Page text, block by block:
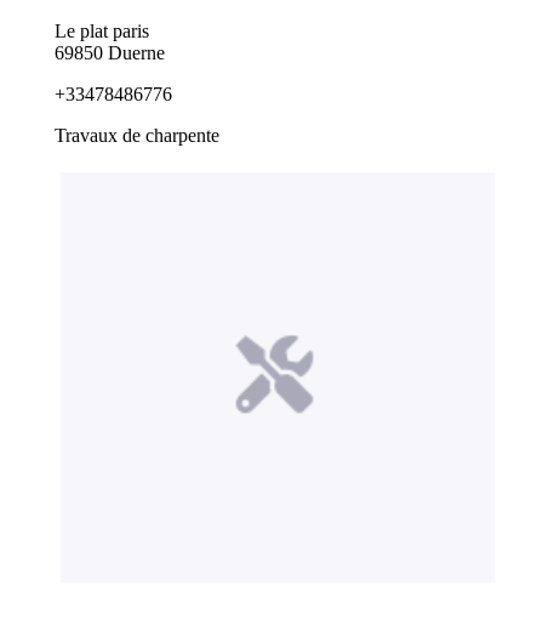
Le plat paris
69850 Duerne
+33478486776
Travaux de charpente